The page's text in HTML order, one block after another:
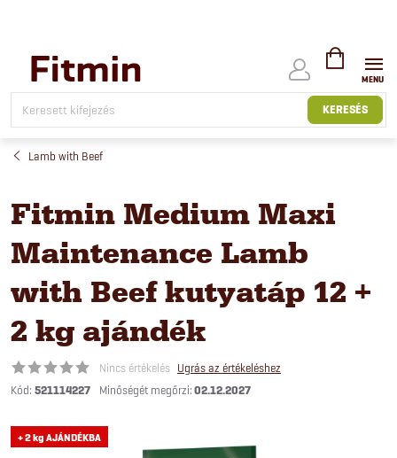
tartalomhoz
KERESÉS
KOSÁR
Lamb with Beef
Fitmin Medium Maxi
Maintenance Lamb
with Beef kutyatáp 12 +
2 kg ajándék
Nincs értékelés Ugrás az értékeléshez
Kód: 521114227 02.12.2027
+ 2 kg AJÁNDÉKBA